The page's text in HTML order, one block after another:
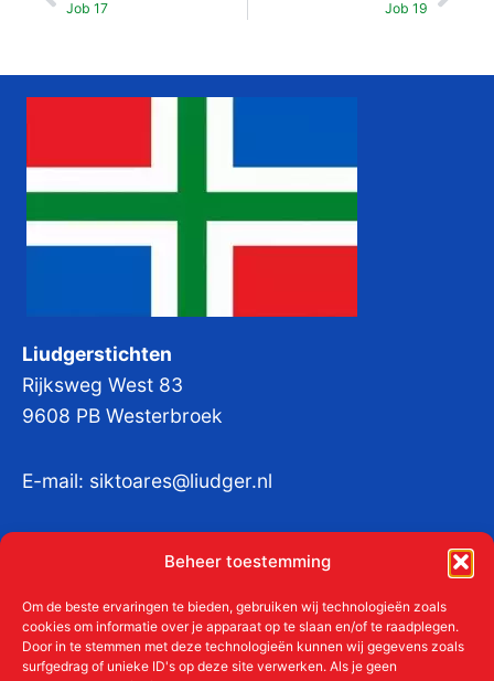
Beheer toestemming
Om de beste ervaringen te bieden, gebruiken wij technologieën zoals
cookies om informatie over je apparaat op te slaan en/of te raadplegen.
Door in te stemmen met deze technologieën kunnen wij gegevens zoals
surfgedrag of unieke ID's op deze site verwerken. Als je geen
Job 17 Job 19
Liudgerstichten
Rijksweg West 83
9608 PB Westerbroek
E-mail: siktoares@liudger.nl
KvKnr:41011712